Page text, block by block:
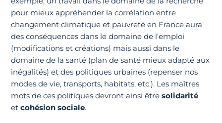
pour mieux appréhender la corrélation entre
changement climatique et pauvreté en France aura
des conséquences dans le domaine de l’emploi
(modifications et créations) mais aussi dans le
domaine de la santé (plan de santé mieux adapté aux
inégalités) et des politiques urbaines (repenser nos
modes de vie, transports, habitats, etc.). Les maîtres
mots de ces politiques devront ainsi êtresolidarité
etcohésion sociale.